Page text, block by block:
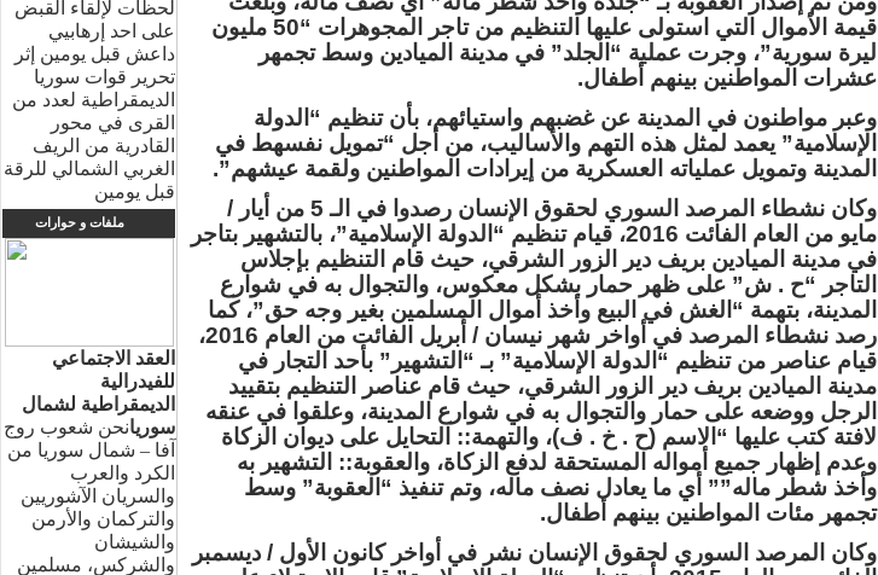
لحظات لإلقاء القبض
على احد إرهابيي
داعش قبل يومين إثر
تحرير قوات سوريا
الديمقراطية لعدد من
القرى في محور
القادرية من الريف
الغربي الشمالي للرقة
قبل يومين
ملفات و حوارات
العقد الاجتماعي
للفيدرالية
الديمقراطية لشمال
سوريانحن شعوب روج
آفا – شمال سوريا من
الكرد والعرب
والسريان الآشوريين
والتركمان والأرمن
والشيشان
والشركس، مسلمين
قيمة الأموال التي استولى عليها التنظيم من تاجر المجوهرات “50 مليون
ليرة سورية”، وجرت عملية “الجلد” في مدينة الميادين وسط تجمهر
عشرات المواطنين بينهم أطفال.
وعبر مواطنون في المدينة عن غضبهم واستيائهم، بأن تنظيم “الدولة
الإسلامية” يعمد لمثل هذه التهم والأساليب، من أجل “تمويل نفسهط في
المدينة وتمويل عملياته العسكرية من إيرادات المواطنين ولقمة عيشهم”.
وكان نشطاء المرصد السوري لحقوق الإنسان رصدوا في الـ 5 من أيار /
مايو من العام الفائت 2016، قيام تنظيم “الدولة الإسلامية”، بالتشهير بتاجر
في مدينة الميادين بريف دير الزور الشرقي، حيث قام التنظيم بإجلاس
التاجر “ح . ش” على ظهر حمار بشكل معكوس، والتجوال به في شوارع
المدينة، بتهمة “الغش في البيع وأخذ أموال المسلمين بغير وجه حق”، كما
رصد نشطاء المرصد في أواخر شهر نيسان / أبريل الفائت من العام 2016،
قيام عناصر من تنظيم “الدولة الإسلامية” بـ “التشهير” بأحد التجار في
مدينة الميادين بريف دير الزور الشرقي، حيث قام عناصر التنظيم بتقييد
الرجل ووضعه على حمار والتجوال به في شوارع المدينة، وعلقوا في عنقه
لافتة كتب عليها “الاسم (ح . خ . ف)، والتهمة:: التحايل على ديوان الزكاة
وعدم إظهار جميع أمواله المستحقة لدفع الزكاة، والعقوبة:: التشهير به
وأخذ شطر ماله”” أي ما يعادل نصف ماله، وتم تنفيذ “العقوبة” وسط
تجمهر مئات المواطنين بينهم أطفال.
وكان المرصد السوري لحقوق الإنسان نشر في أواخر كانون الأول / ديسمبر